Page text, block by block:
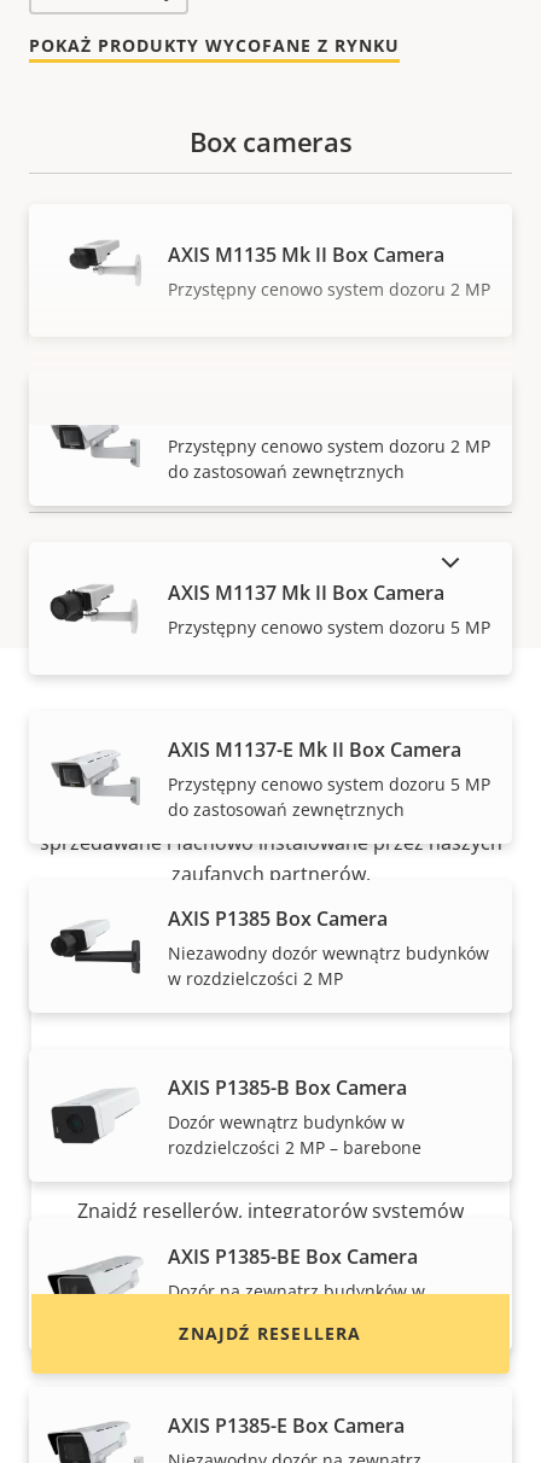
POKAŻ PRODUKTY WYCOFANE Z RYNKU
WYŚWIETL WIĘCEJ
Box cameras
AXIS M1135 Mk II Box Camera
Przystępny cenowo system dozoru 2 MP
Przystępny cenowo system dozoru 2 MP
do zastosowań zewnętrznych
AXIS M1137 Mk II Box Camera
Przystępny cenowo system dozoru 5 MP
AXIS M1137-E Mk II Box Camera
Przystępny cenowo system dozoru 5 MP
do zastosowań zewnętrznych
AXIS P1385 Box Camera
Niezawodny dozór wewnątrz budynków
w rozdzielczości 2 MP
AXIS P1385-B Box Camera
Dozór wewnątrz budynków w
rozdzielczości 2 MP – barebone
AXIS P1385-BE Box Camera
Dozór na zewnątrz budynków w
AXIS P1385-E Box Camera
Jak kupić
Rozwiązania i indywidualne produkty Axis są
sprzedawane i fachowo instalowane przez naszych
zaufanych partnerów.
Chcesz kupić produkty Axis?
Znajdź resellerów, integratorów systemów
ZNAJDŹ RESELLERA